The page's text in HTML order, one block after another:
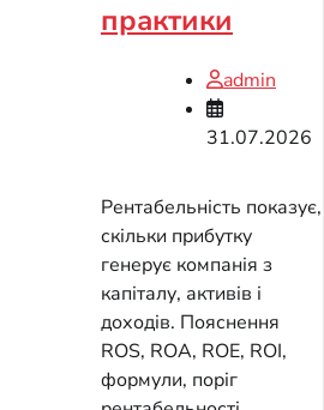
практики
admin
31.07.2026
Рентабельність показує,
скільки прибутку
генерує компанія з
капіталу, активів і
доходів. Пояснення
ROS, ROA, ROE, ROI,
формули, поріг